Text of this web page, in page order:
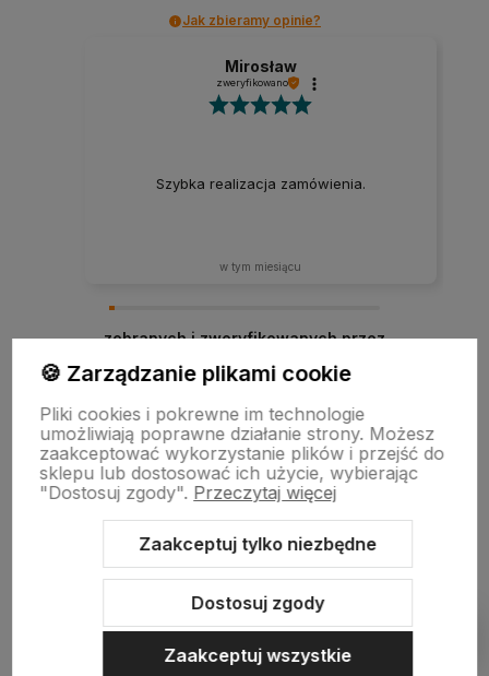
Jak zbieramy opinie?
Mirosław
zweryfikowano
Szybka realizacja zamówienia.
w tym miesiącu
zebranych i zweryfikowanych przez
Sklep internetowy Shoper.pl Szablon Shoper Modern 3.0™
🍪 Zarządzanie plikami cookie
Pliki cookies i pokrewne im technologie
umożliwiają poprawne działanie strony. Możesz
zaakceptować wykorzystanie plików i przejść do
sklepu lub dostosować ich użycie, wybierając
"Dostosuj zgody". Przeczytaj więcej
Zaakceptuj tylko niezbędne
Dostosuj zgody
Zaakceptuj wszystkie